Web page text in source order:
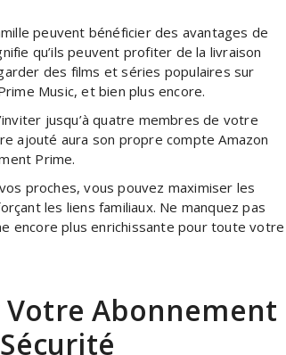
peuvent bénéficier des avantages de
qu’ils peuvent profiter de la livraison
des films et séries populaires sur
Music, et bien plus encore.
jusqu’à quatre membres de votre
ajouté aura son propre compte Amazon
Prime.
proches, vous pouvez maximiser les
les liens familiaux. Ne manquez pas
encore plus enrichissante pour toute votre
Votre Abonnement